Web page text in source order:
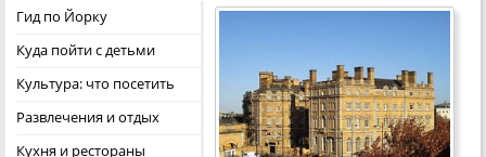
Гид по Йорку
Куда пойти с детьми
Культура: что посетить
Развлечения и отдых
Кухня и рестораны